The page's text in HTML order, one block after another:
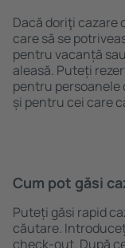
Dacă doriţi cazare
care să se
pentru vacanță
aleasă. Puteți
pentru persoanele
și pentru cei care
Cum pot găsi
Puteți găsi rapid
căutare.
check-out. După